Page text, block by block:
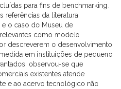
para fins de benchmarking.
referências da literatura
e o caso do Museu de
como modelo
descreverem o desenvolvimento
em instituições de pequeno
observou-se que
existentes atende
e ao acervo tecnológico não